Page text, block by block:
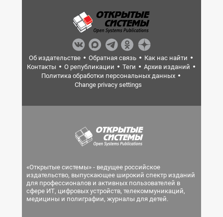
Об издательстве Обратная связь
Как нас найти
Контакты
О републикации Теги
Архив изданий
Политика обработки персональных данных
Change privacy settings
«Открытые системы» - ведущее российское
издательство, выпускающее широкий спектр изданий
для профессионалов и активных пользователей в
сфере ИТ, цифровых устройств, телекоммуникаций,
медицины и полиграфии, журналы для детей.